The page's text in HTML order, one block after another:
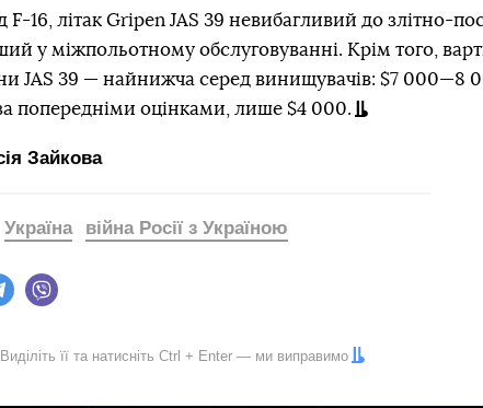
F-16, літак Gripen JAS 39 невибагливий до злітно-
у міжпольотному обслуговуванні. Крім того,
JAS 39 — найнижча серед винищувачів: $7 000—8
попередніми оцінками, лише $4 000.
Зайкова
Telegram
Україна війна Росії з Україною
її та натисніть Ctrl + Enter — ми виправимо